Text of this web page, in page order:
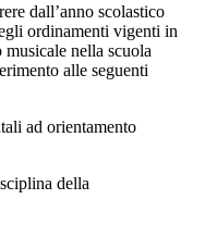
dall’anno scolastico
ordinamenti vigenti in
nella scuola
alle seguenti
ad orientamento
della